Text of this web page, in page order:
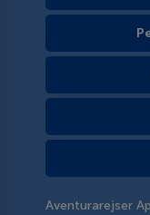
Aventurarejser